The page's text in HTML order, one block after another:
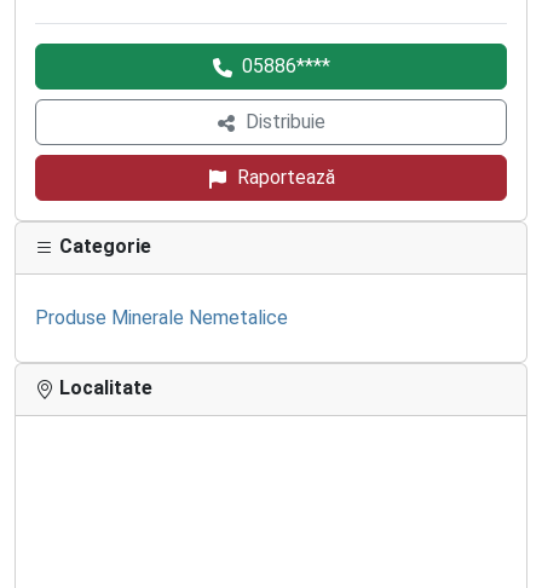
05886****
Distribuie
Raportează
Categorie
Produse Minerale Nemetalice
Localitate